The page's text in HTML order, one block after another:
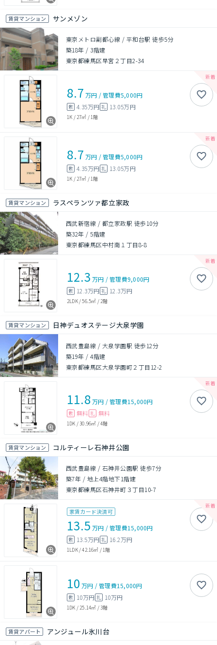
賃貸マンション サンメゾン
東京メトロ副都心線 / 平和台駅 徒歩5分
築18年 / 3階建
東京都練馬区早宮２丁目2-34
8.7 万円 /管理費5,000円
敷 4.35万円 礼 13.05万円
1K / 27㎡ / 1階
8.7 万円 /管理費5,000円
敷 4.35万円 礼 13.05万円
1K / 27㎡ / 1階
賃貸マンション ラスペランツァ都立家政
西武新宿線 / 都立家政駅 徒歩10分
築32年 /5階建
東京都練馬区中村南１丁目8-8
12.3 万円 /管理費9,000円
敷 12.3万円 礼 12.3万円
2LDK/56.5㎡ / 2階
賃貸マンション 日神デュオステージ大泉学園
西武豊島線 / 大泉学園駅 徒歩12分
築19年 /4階建
東京都練馬区大泉学園町２丁目12-2
11.8万円 /管理費15,000円
敷 無料 礼 無料
1DK /30.96㎡ /4階
賃貸マンション コルティーレ石神井公園
西武豊島線 / 石神井公園駅 徒歩7分
築7年 / 地上4階地下1階建
東京都練馬区石神井町３丁目10-7
家賃カード決済可
13.5 万円 /管理費15,000円
敷 13.5万円 礼 16.2万円
1LDK/42.16㎡ /1階
10 万円 /管理費15,000円
敷 10万円 礼 10万円
1DK / 25.14㎡ /3階
賃貸アパート アンジュール氷川台